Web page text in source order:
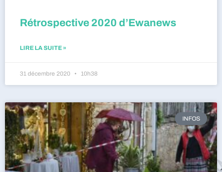
Rétrospective 2020 d’Ewanews
LIRE LA SUITE »
31 décembre 2020 10h38
INFOS